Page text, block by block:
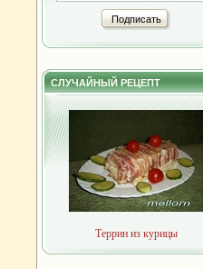
Подписать
СЛУЧАЙНЫЙ РЕЦЕПТ
Террин из курицы